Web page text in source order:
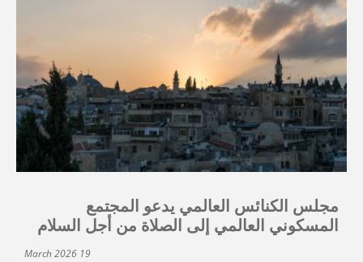
مجلس الكنائس العالمي يدعو المجتمع
المسكوني العالمي إلى الصلاة من أجل السلام
19 March 2026